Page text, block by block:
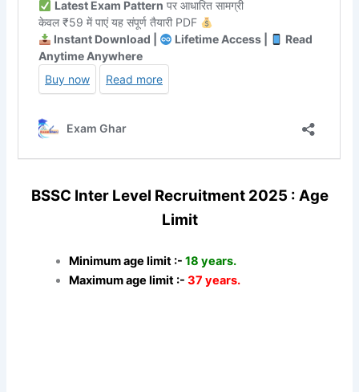
BSSC Inter Level Recruitment 2025 : Age
Limit
Minimum age limit :- 18 years.
Maximum age limit :-37 years.